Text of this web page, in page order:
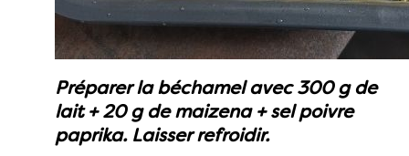
Préparer la béchamel avec 300 g de
lait + 20 g de maizena + sel poivre
paprika. Laisser refroidir.